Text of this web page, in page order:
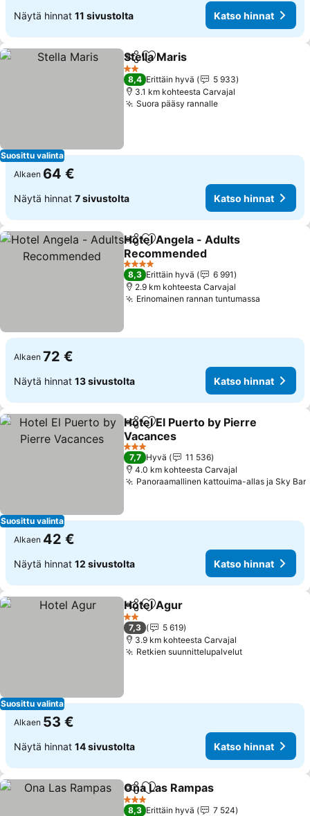
Näytä hinnat 11 sivustolta Katso hinnat
Suosittu valinta
Jaa Lisää suosikkeihin
Stella Maris
2 Tähtiluokitus
8,4 Erittäin hyvä
5 933
3.1 km kohteesta Carvajal
Suora pääsy rannalleKatso hinnat
Alkaen 64 €
Näytä hinnat 7 sivustolta Katso hinnat
Jaa Lisää suosikkeihin
Hotel Angela - Adults
Recommended
Katso hinnat
4 Tähtiluokitus
8,3 Erittäin hyvä
6 991
2.9 km kohteesta Carvajal
Erinomainen rannan tuntumassa
Alkaen 72 €
Näytä hinnat 13 sivustolta Katso hinnat
Suosittu valinta
Jaa Lisää suosikkeihin
Hotel El Puerto by Pierre
Vacances
Katso hinnat
3 Tähtiluokitus
7,7 Hyvä
11 536
4.0 km kohteesta Carvajal
Panoraamallinen kattouima-allas ja Sky Bar
Alkaen 42 €
Näytä hinnat 12 sivustolta Katso hinnat
Suosittu valinta
Jaa Lisää suosikkeihin
Hotel Agur
2 Tähtiluokitus
7,3
5 619
3.9 km kohteesta Carvajal
Retkien suunnittelupalvelutKatso hinnat
Alkaen 53 €
Näytä hinnat 14 sivustolta Katso hinnat
Jaa Lisää suosikkeihin
Ona Las Rampas
3 Tähtiluokitus
8,3 Erittäin hyvä
7 524